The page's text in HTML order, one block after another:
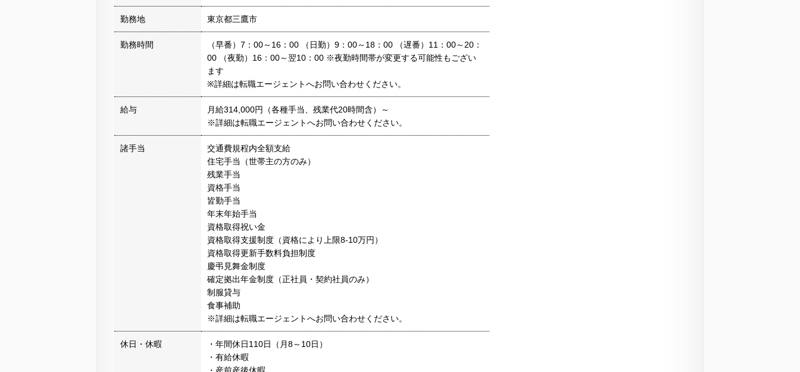
勤務地 東京都三鷹市
勤務時間
（早番）7：00～16：00 （日勤）9：00～18：00 （遅番）11：00～20：
00 （夜勤）16：00～翌10：00 ※夜勤時間帯が変更する可能性もござい
ます
※詳細は転職エージェントへお問い合わせください。
給与
月給314,000円（各種手当、残業代20時間含）～
※詳細は転職エージェントへお問い合わせください。
諸手当
交通費規程内全額支給
住宅手当（世帯主の方のみ）
残業手当
資格手当
皆勤手当
年末年始手当
資格取得祝い金
資格取得支援制度（資格により上限8-10万円）
資格取得更新手数料負担制度
慶弔見舞金制度
確定拠出年金制度（正社員・契約社員のみ）
制服貸与
食事補助
※詳細は転職エージェントへお問い合わせください。
休日・休暇
・年間休日110日（月8～10日）
・有給休暇